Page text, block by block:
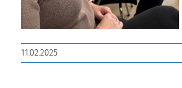
11.02.2025